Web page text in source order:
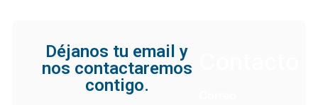
Déjanos tu email y
nos contactaremos
contigo.